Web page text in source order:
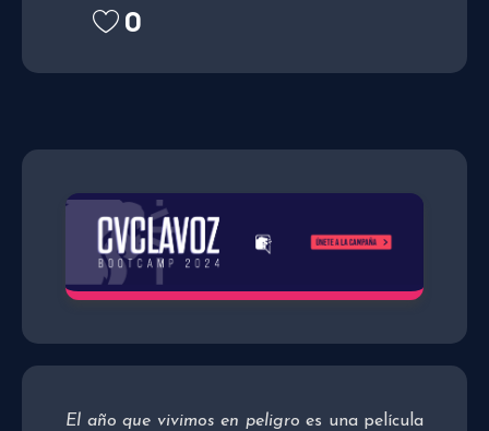
El año que vivimos en peligro es una película
0